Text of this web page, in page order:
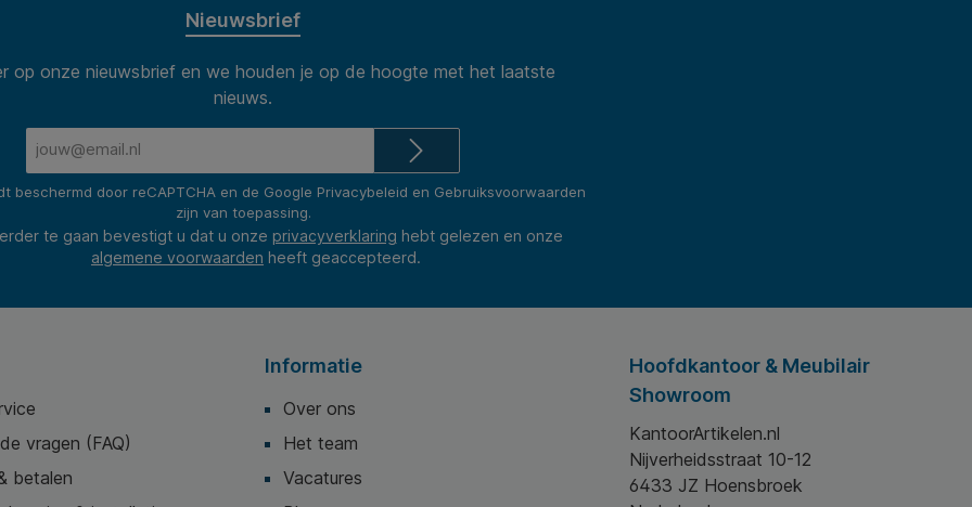
Nieuwsbrief
op onze nieuwsbrief en we houden je op de hoogte met het laatste
nieuws.
beschermd door reCAPTCHA en de Google Privacybeleid en Gebruiksvoorwaarden
zijn van toepassing.
te gaan bevestigt u dat u onze privacyverklaring hebt gelezen en onze
algemene voorwaarden heeft geaccepteerd.
vragen (FAQ)
betalen
Informatie
Over ons
Het team
Vacatures
Hoofdkantoor & Meubilair
Showroom
KantoorArtikelen.nl
Nijverheidsstraat 10-12
6433 JZ Hoensbroek